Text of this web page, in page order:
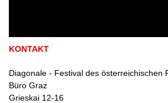
KONTAKT
Diagonale - Festival des österreichischen
Büro Graz
Grieskai 12-16